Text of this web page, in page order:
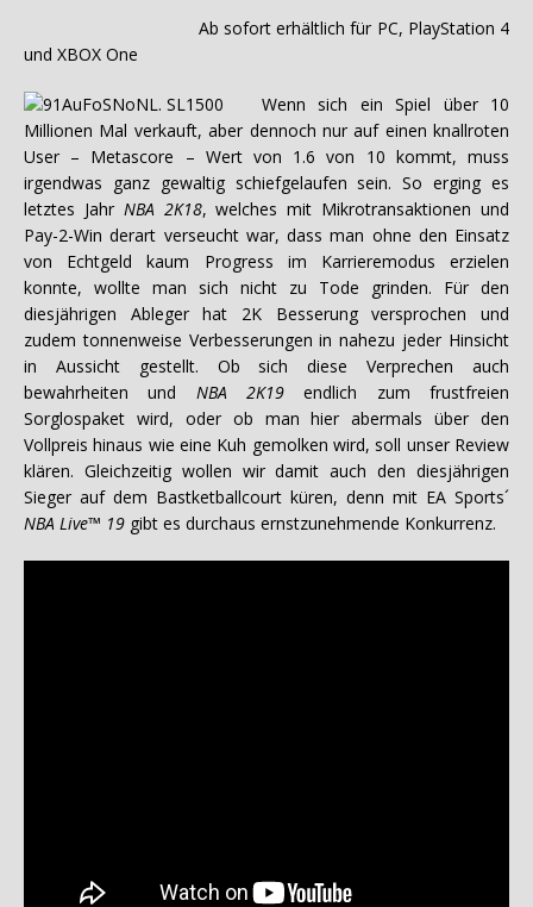
Ab sofort erhältlich für PC, PlayStation 4
und XBOX One
Wenn sich ein Spiel über 10
Millionen Mal verkauft, aber dennoch nur auf einen knallroten
User – Metascore – Wert von 1.6 von 10 kommt, muss
irgendwas ganz gewaltig schiefgelaufen sein. So erging es
letztes Jahr NBA 2K18, welches mit Mikrotransaktionen und
Pay-2-Win derart verseucht war, dass man ohne den Einsatz
von Echtgeld kaum Progress im Karrieremodus erzielen
konnte, wollte man sich nicht zu Tode grinden. Für den
diesjährigen Ableger hat 2K Besserung versprochen und
zudem tonnenweise Verbesserungen in nahezu jeder Hinsicht
in Aussicht gestellt. Ob sich diese Verprechen auch
bewahrheiten und NBA 2K19 endlich zum frustfreien
Sorglospaket wird, oder ob man hier abermals über den
Vollpreis hinaus wie eine Kuh gemolken wird, soll unser Review
klären. Gleichzeitig wollen wir damit auch den diesjährigen
Sieger auf dem Bastketballcourt küren, denn mit EA Sports´
NBA Live™ 19 gibt es durchaus ernstzunehmende Konkurrenz.